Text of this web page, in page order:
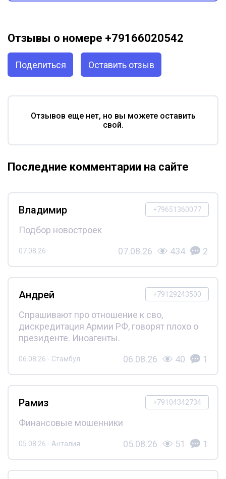
Отзывы о номере +79166020542
Поделиться Оставить отзыв
Отзывов еще нет, но вы можете оставить
свой.
Последние комментарии на сайте
+79651360077
Владимир
Подбор новостроек
07.08.26 07.08.26 434 2
+79129243500
Андрей
Спрашивают про отношение к сво,
дискредитация Армии РФ, говорят плохо о
президенте. Иноагенты.
06.08.26 - Стамбул 06.08.26 40 1
+79104342734
Рамиз
Финансовые мошенники
05.08.26 - Анталия 05.08.26 51 1